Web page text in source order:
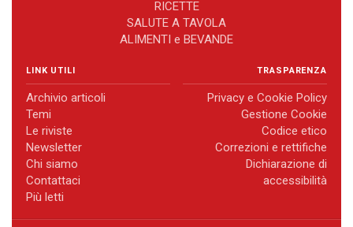
RICETTE
SALUTE A TAVOLA
ALIMENTI e BEVANDE
LINK UTILI
Archivio articoli
Temi
Le riviste
Newsletter
Chi siamo
Contattaci
Più letti
TRASPARENZA
Privacy e Cookie Policy
Gestione Cookie
Codice etico
Correzioni e rettifiche
Dichiarazione di
accessibilità